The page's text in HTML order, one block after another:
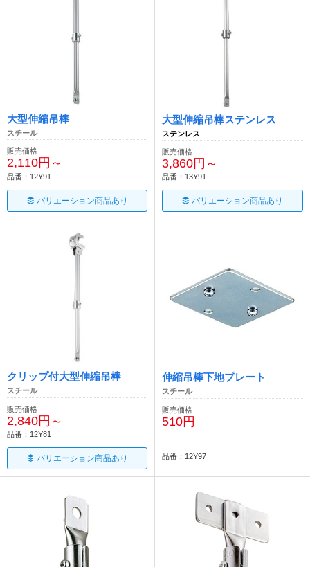
大型伸縮吊棒
スチール
販売価格
2,110円～
品番：12Y91
バリエーション商品あり
大型伸縮吊棒ステンレス
ステンレス
販売価格
3,860円～
品番：13Y91
バリエーション商品あり
クリップ付大型伸縮吊棒
スチール
販売価格
2,840円～
品番：12Y81
バリエーション商品あり
伸縮吊棒下地プレート
スチール
販売価格
510円
品番：12Y97